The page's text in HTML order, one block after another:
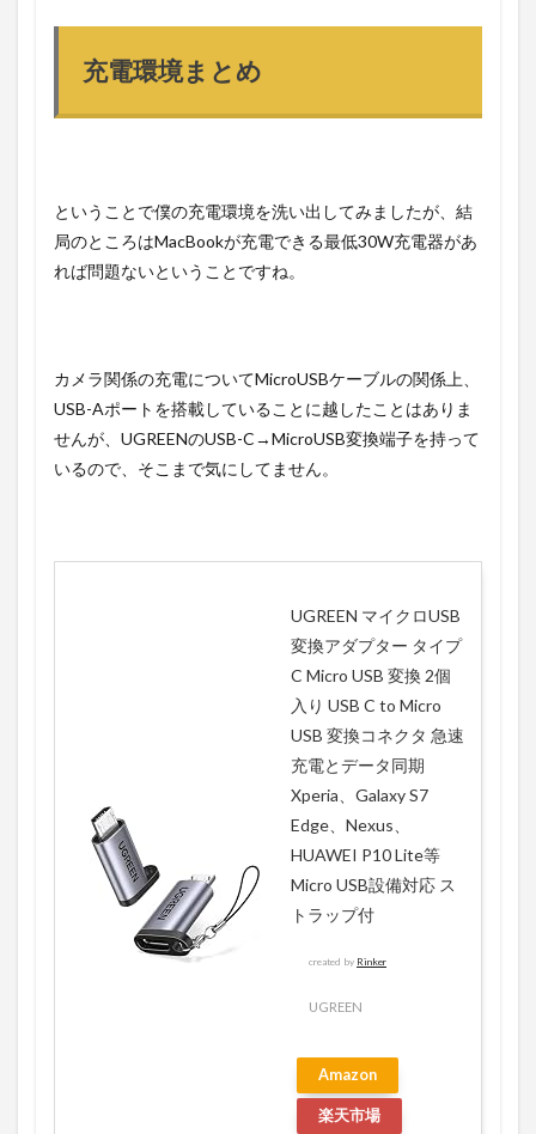
充電環境まとめ
ということで僕の充電環境を洗い出してみましたが、結
局のところはMacBookが充電できる最低30W充電器があ
れば問題ないということですね。
カメラ関係の充電についてMicroUSBケーブルの関係上、
USB-Aポートを搭載していることに越したことはありま
せんが、UGREENのUSB-C→MicroUSB変換端子を持って
いるので、そこまで気にしてません。
UGREEN マイクロUSB
変換アダプター タイプ
C Micro USB 変換 2個
入り USB C to Micro
USB 変換コネクタ 急速
充電とデータ同期
Xperia、Galaxy S7
Edge、Nexus、
HUAWEI P10 Lite等
Micro USB設備対応 ス
トラップ付
created by Rinker
UGREEN
Amazon
楽天市場